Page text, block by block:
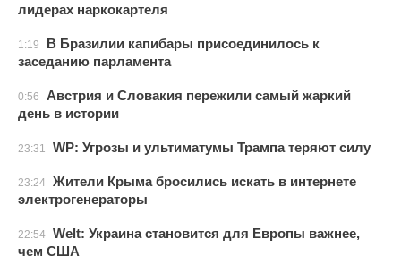
лидерах наркокартеля
1:19
В Бразилии капибары присоединилось к
заседанию парламента
0:56
Австрия и Словакия пережили самый жаркий
день в истории
23:31 WP: Угрозы и ультиматумы Трампа теряют силу
23:24 Жители Крыма бросились искать в интернете
электрогенераторы
22:54 Welt: Украина становится для Европы важнее,
чем США